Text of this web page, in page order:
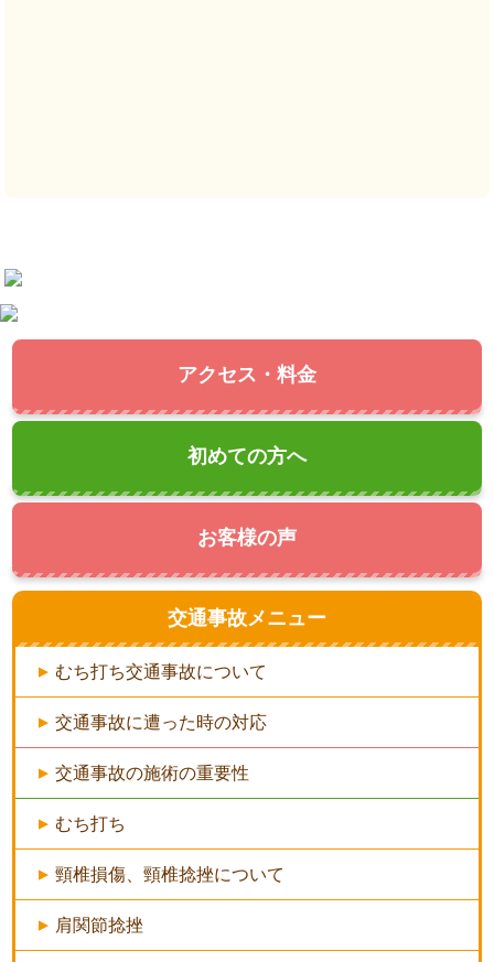
アクセス・料金
初めての方へ
お客様の声
交通事故メニュー
むち打ち交通事故について
交通事故に遭った時の対応
交通事故の施術の重要性
むち打ち
頸椎損傷、頸椎捻挫について
肩関節捻挫